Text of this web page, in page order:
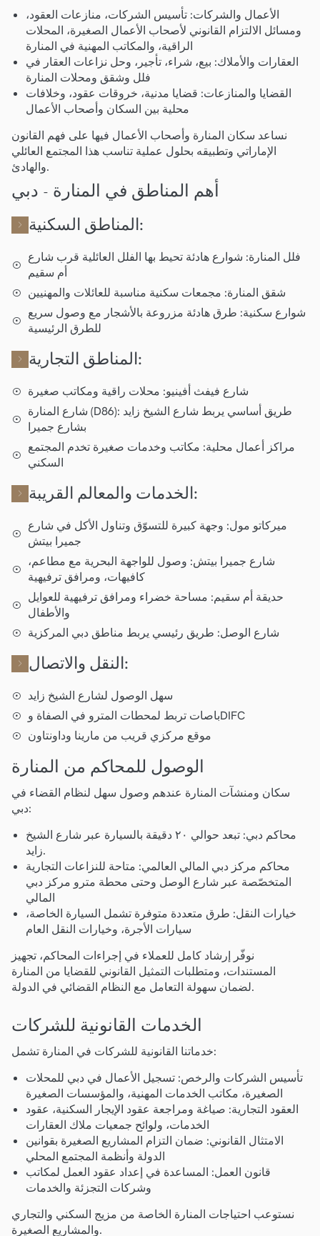
الأعمال والشركات: تأسيس الشركات، منازعات العقود،
ومسائل الالتزام القانوني لأصحاب الأعمال الصغيرة، المحلات
الراقية، والمكاتب المهنية في المنارة
العقارات والأملاك: بيع، شراء، تأجير، وحل نزاعات العقار في
فلل وشقق ومحلات المنارة
القضايا والمنازعات: قضايا مدنية، خروقات عقود، وخلافات
محلية بين السكان وأصحاب الأعمال
نساعد سكان المنارة وأصحاب الأعمال فيها على فهم القانون
الإماراتي وتطبيقه بحلول عملية تناسب هذا المجتمع العائلي
والهادئ.
أهم المناطق في المنارة - دبي
المناطق السكنية:
فلل المنارة: شوارع هادئة تحيط بها الفلل العائلية قرب شارع
أم سقيم
شقق المنارة: مجمعات سكنية مناسبة للعائلات والمهنيين
شوارع سكنية: طرق هادئة مزروعة بالأشجار مع وصول سريع
للطرق الرئيسية
المناطق التجارية:
شارع فيفث أفينيو: محلات راقية ومكاتب صغيرة
شارع المنارة (D86): طريق أساسي يربط شارع الشيخ زايد
بشارع جميرا
مراكز أعمال محلية: مكاتب وخدمات صغيرة تخدم المجتمع
السكني
الخدمات والمعالم القريبة:
ميركاتو مول: وجهة كبيرة للتسوّق وتناول الأكل في شارع
جميرا بيتش
شارع جميرا بيتش: وصول للواجهة البحرية مع مطاعم،
كافيهات، ومرافق ترفيهية
حديقة أم سقيم: مساحة خضراء ومرافق ترفيهية للعوايل
والأطفال
شارع الوصل: طريق رئيسي يربط مناطق دبي المركزية
النقل والاتصال:
سهل الوصول لشارع الشيخ زايد
باصات تربط لمحطات المترو في الصفاة وDIFC
موقع مركزي قريب من مارينا وداونتاون
الوصول للمحاكم من المنارة
سكان ومنشآت المنارة عندهم وصول سهل لنظام القضاء في
دبي:
محاكم دبي: تبعد حوالي ٢٠ دقيقة بالسيارة عبر شارع الشيخ
زايد.
محاكم مركز دبي المالي العالمي: متاحة للنزاعات التجارية
المتخصّصة عبر شارع الوصل وحتى محطة مترو مركز دبي
المالي
خيارات النقل: طرق متعددة متوفرة تشمل السيارة الخاصة،
سيارات الأجرة، وخيارات النقل العام
نوفّر إرشاد كامل للعملاء في إجراءات المحاكم، تجهيز
المستندات، ومتطلبات التمثيل القانوني للقضايا من المنارة
لضمان سهولة التعامل مع النظام القضائي في الدولة.
الخدمات القانونية للشركات
خدماتنا القانونية للشركات في المنارة تشمل:
تأسيس الشركات والرخص: تسجيل الأعمال في دبي للمحلات
الصغيرة، مكاتب الخدمات المهنية، والمؤسسات الصغيرة
العقود التجارية: صياغة ومراجعة عقود الإيجار السكنية، عقود
الخدمات، ولوائح جمعيات ملاك العقارات
الامتثال القانوني: ضمان التزام المشاريع الصغيرة بقوانين
الدولة وأنظمة المجتمع المحلي
قانون العمل: المساعدة في إعداد عقود العمل لمكاتب
وشركات التجزئة والخدمات
نستوعب احتياجات المنارة الخاصة من مزيج السكني والتجاري
والمشاريع الصغيرة.